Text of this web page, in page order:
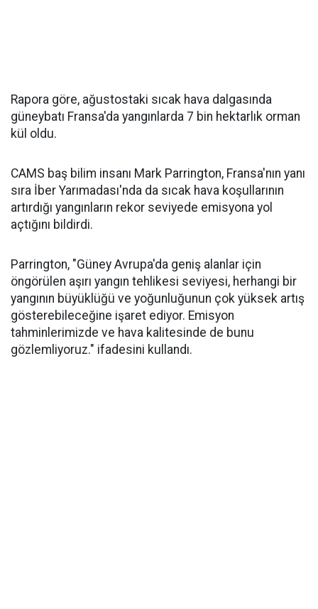
Rapora göre, ağustostaki sıcak hava dalgasında
güneybatı Fransa'da yangınlarda 7 bin hektarlık orman
kül oldu.
CAMS baş bilim insanı Mark Parrington, Fransa'nın yanı
sıra İber Yarımadası'nda da sıcak hava koşullarının
artırdığı yangınların rekor seviyede emisyona yol
açtığını bildirdi.
Parrington, "Güney Avrupa'da geniş alanlar için
öngörülen aşırı yangın tehlikesi seviyesi, herhangi bir
yangının büyüklüğü ve yoğunluğunun çok yüksek artış
gösterebileceğine işaret ediyor. Emisyon
tahminlerimizde ve hava kalitesinde de bunu
gözlemliyoruz." ifadesini kullandı.